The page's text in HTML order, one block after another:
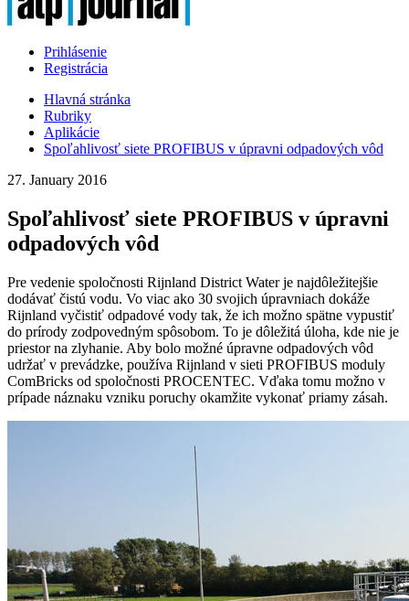
Prihlásenie
Registrácia
Hlavná stránka
Rubriky
Aplikácie
Spoľahlivosť siete PROFIBUS v úpravni odpadových vôd
27. January 2016
Spoľahlivosť siete PROFIBUS v úpravni
odpadových vôd
Pre vedenie spoločnosti Rijnland District Water je najdôležitejšie
dodávať čistú vodu. Vo viac ako 30 svojich úpravniach dokáže
Rijnland vyčistiť odpadové vody tak, že ich možno spätne vypustiť
do prírody zodpovedným spôsobom. To je dôležitá úloha, kde nie je
priestor na zlyhanie. Aby bolo možné úpravne odpadových vôd
udržať v prevádzke, používa Rijnland v sieti PROFIBUS moduly
ComBricks od spoločnosti PROCENTEC. Vďaka tomu možno v
prípade náznaku vzniku poruchy okamžite vykonať priamy zásah.